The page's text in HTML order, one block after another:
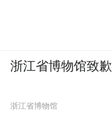
浙江省博物馆致歉
浙江省博物馆